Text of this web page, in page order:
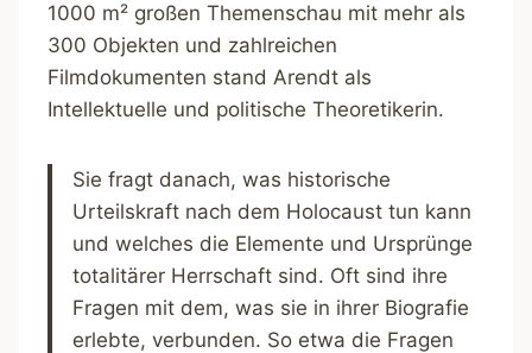
1000 m² großen Themenschau mit mehr als
300 Objekten und zahlreichen
Filmdokumenten stand Arendt als
Intellektuelle und politische Theoretikerin.
Sie fragt danach, was historische
Urteilskraft nach dem Holocaust tun kann
und welches die Elemente und Ursprünge
totalitärer Herrschaft sind. Oft sind ihre
Fragen mit dem, was sie in ihrer Biografie
erlebte, verbunden. So etwa die Fragen